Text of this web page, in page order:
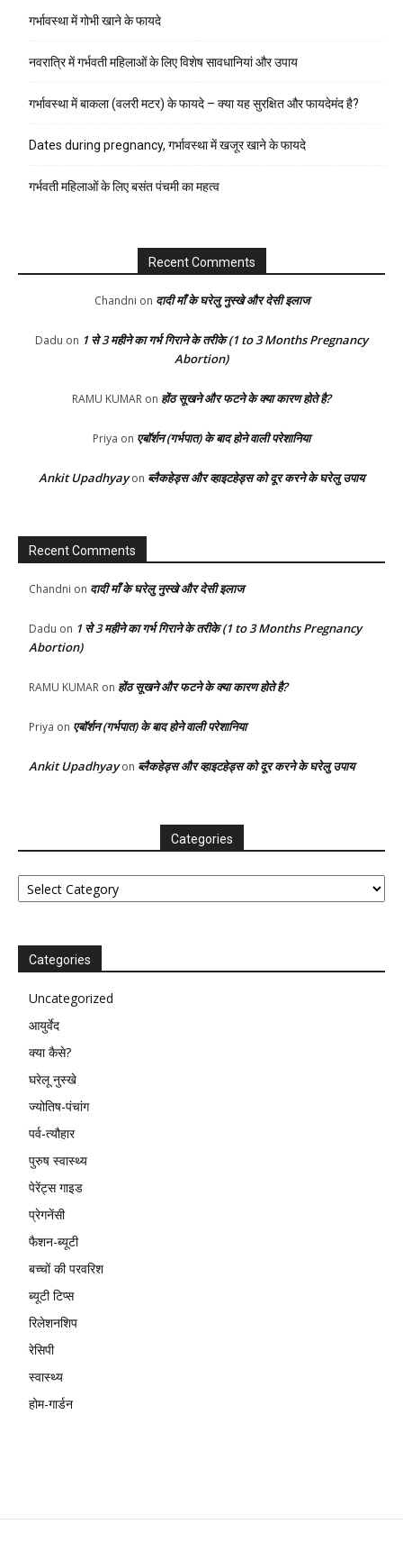
गर्भावस्था में गोभी खाने के फायदे
नवरात्रि में गर्भवती महिलाओं के लिए विशेष सावधानियां और उपाय
गर्भावस्था में बाकला (वलरी मटर) के फायदे – क्या यह सुरक्षित और फायदेमंद है?
Dates during pregnancy, गर्भावस्था में खजूर खाने के फायदे
गर्भवती महिलाओं के लिए बसंत पंचमी का महत्व
Recent Comments
Chandni on दादी माँ के घरेलु नुस्खे और देसी इलाज
Dadu on 1 से 3 महीने का गर्भ गिराने के तरीके (1 to 3 Months Pregnancy
Abortion)
RAMU KUMAR on होंठ सूखने और फटने के क्या कारण होते है?
Priya on एबॉर्शन (गर्भपात) के बाद होने वाली परेशानिया
Ankit Upadhyayon ब्लैकहेड्स और व्हाइटहेड्स को दूर करने के घरेलु उपाय
Recent Comments
Chandni on दादी माँ के घरेलु नुस्खे और देसी इलाज
Dadu on 1 से 3 महीने का गर्भ गिराने के तरीके (1 to 3 Months Pregnancy
Abortion)
RAMU KUMAR on होंठ सूखने और फटने के क्या कारण होते है?
Priya on एबॉर्शन (गर्भपात) के बाद होने वाली परेशानिया
Ankit Upadhyayon ब्लैकहेड्स और व्हाइटहेड्स को दूर करने के घरेलु उपाय
Categories
Categories
Categories
Uncategorized
आयुर्वेद
क्या कैसे?
घरेलू नुस्खे
ज्योतिष-पंचांग
पर्व-त्यौहार
पुरुष स्वास्थ्य
पेरेंट्स गाइड
प्रेगनेंसी
फैशन-ब्यूटी
बच्चों की परवरिश
ब्यूटी टिप्स
रिलेशनशिप
रेसिपी
स्वास्थ्य
होम-गार्डन